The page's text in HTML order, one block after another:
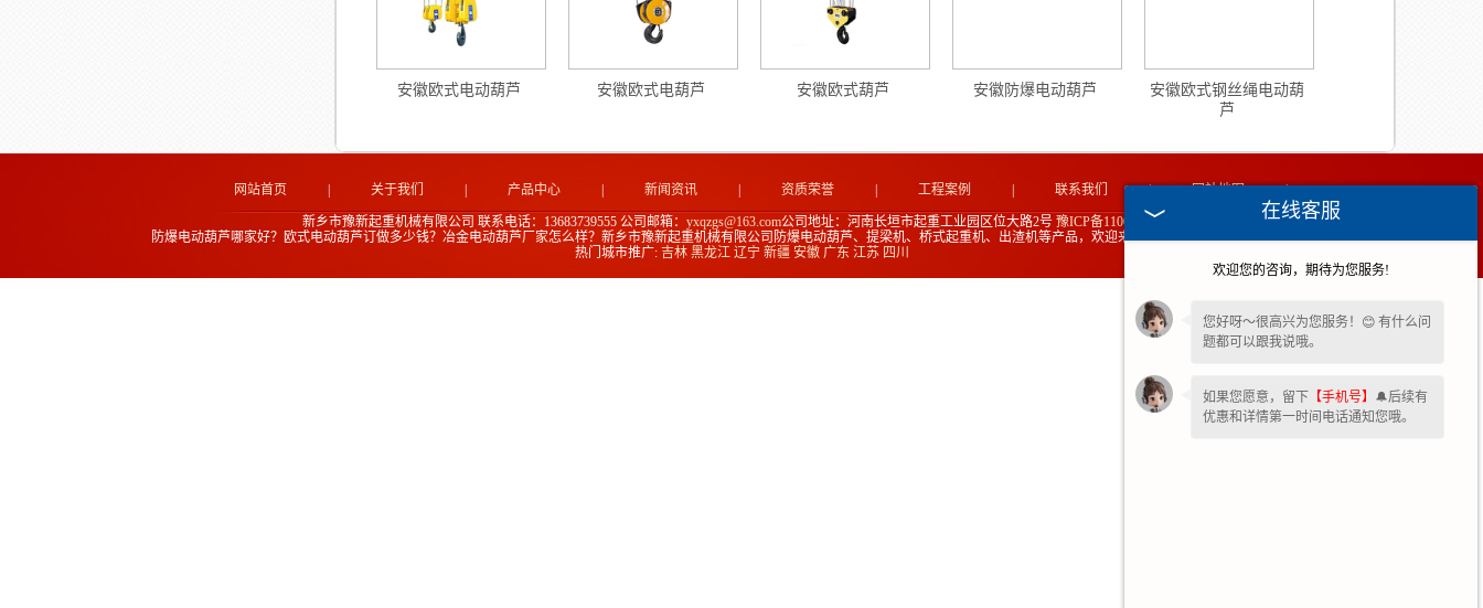
安徽欧式电动葫芦 安徽欧式电葫芦 安徽欧式葫芦 安徽防爆电动葫芦
安徽欧式钢丝绳电动葫
芦
网站首页 关于我们 产品中心 新闻资讯 资质荣誉 工程案例 联系我们 | 网站地图 |
新乡市豫新起重机械有限公司 联系电话：13683739555 公司邮箱： yxqzgs@163.com公司地址：河南长垣市起重工业园区位大路2号 豫ICP备11006481号-2
防爆电动葫芦哪家好？欧式电动葫芦订做多少钱？冶金电动葫芦厂家怎么样？新乡市豫新起重机械有限公司防爆电动葫芦、提梁机、桥式起重机、出渣机等产品，欢迎来电生产定制！ 技术支持：中企电商
热门城市推广: 吉林 黑龙江 辽宁 新疆 安徽 广东 江苏 四川
在线客服
欢迎您的咨询，期待为您服务!
您好呀～很高兴为您服务！😊 有什么问
题都可以跟我说哦。
如果您愿意，留下 【手机号】 🔔后续有
优惠和详情第一时间电话通知您哦。